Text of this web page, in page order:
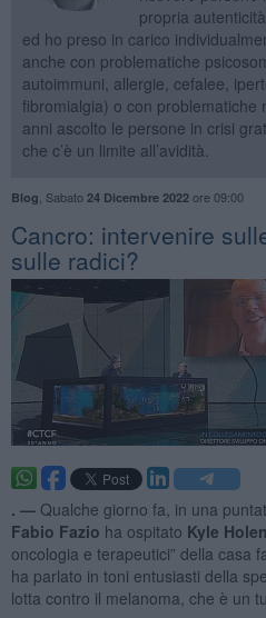
propria
ed ho preso in carico
anche con problematiche
autoimmuni, allergie, cefalee,
fibromialgia) o con problematiche
anni ascolto le persone in crisi
che c’è un limite all’avidità.
Blog Sabato 24 Dicembre 2022ore 09:00
Cancro: intervenire
sulle radici?
. — Qualche giorno fa, in una
Fabio Fazio ha ospitato Kyle Holen
oncologia e terapeutici” della casa
ha parlato in toni entusiasti della
lotta contro il melanoma, che è un